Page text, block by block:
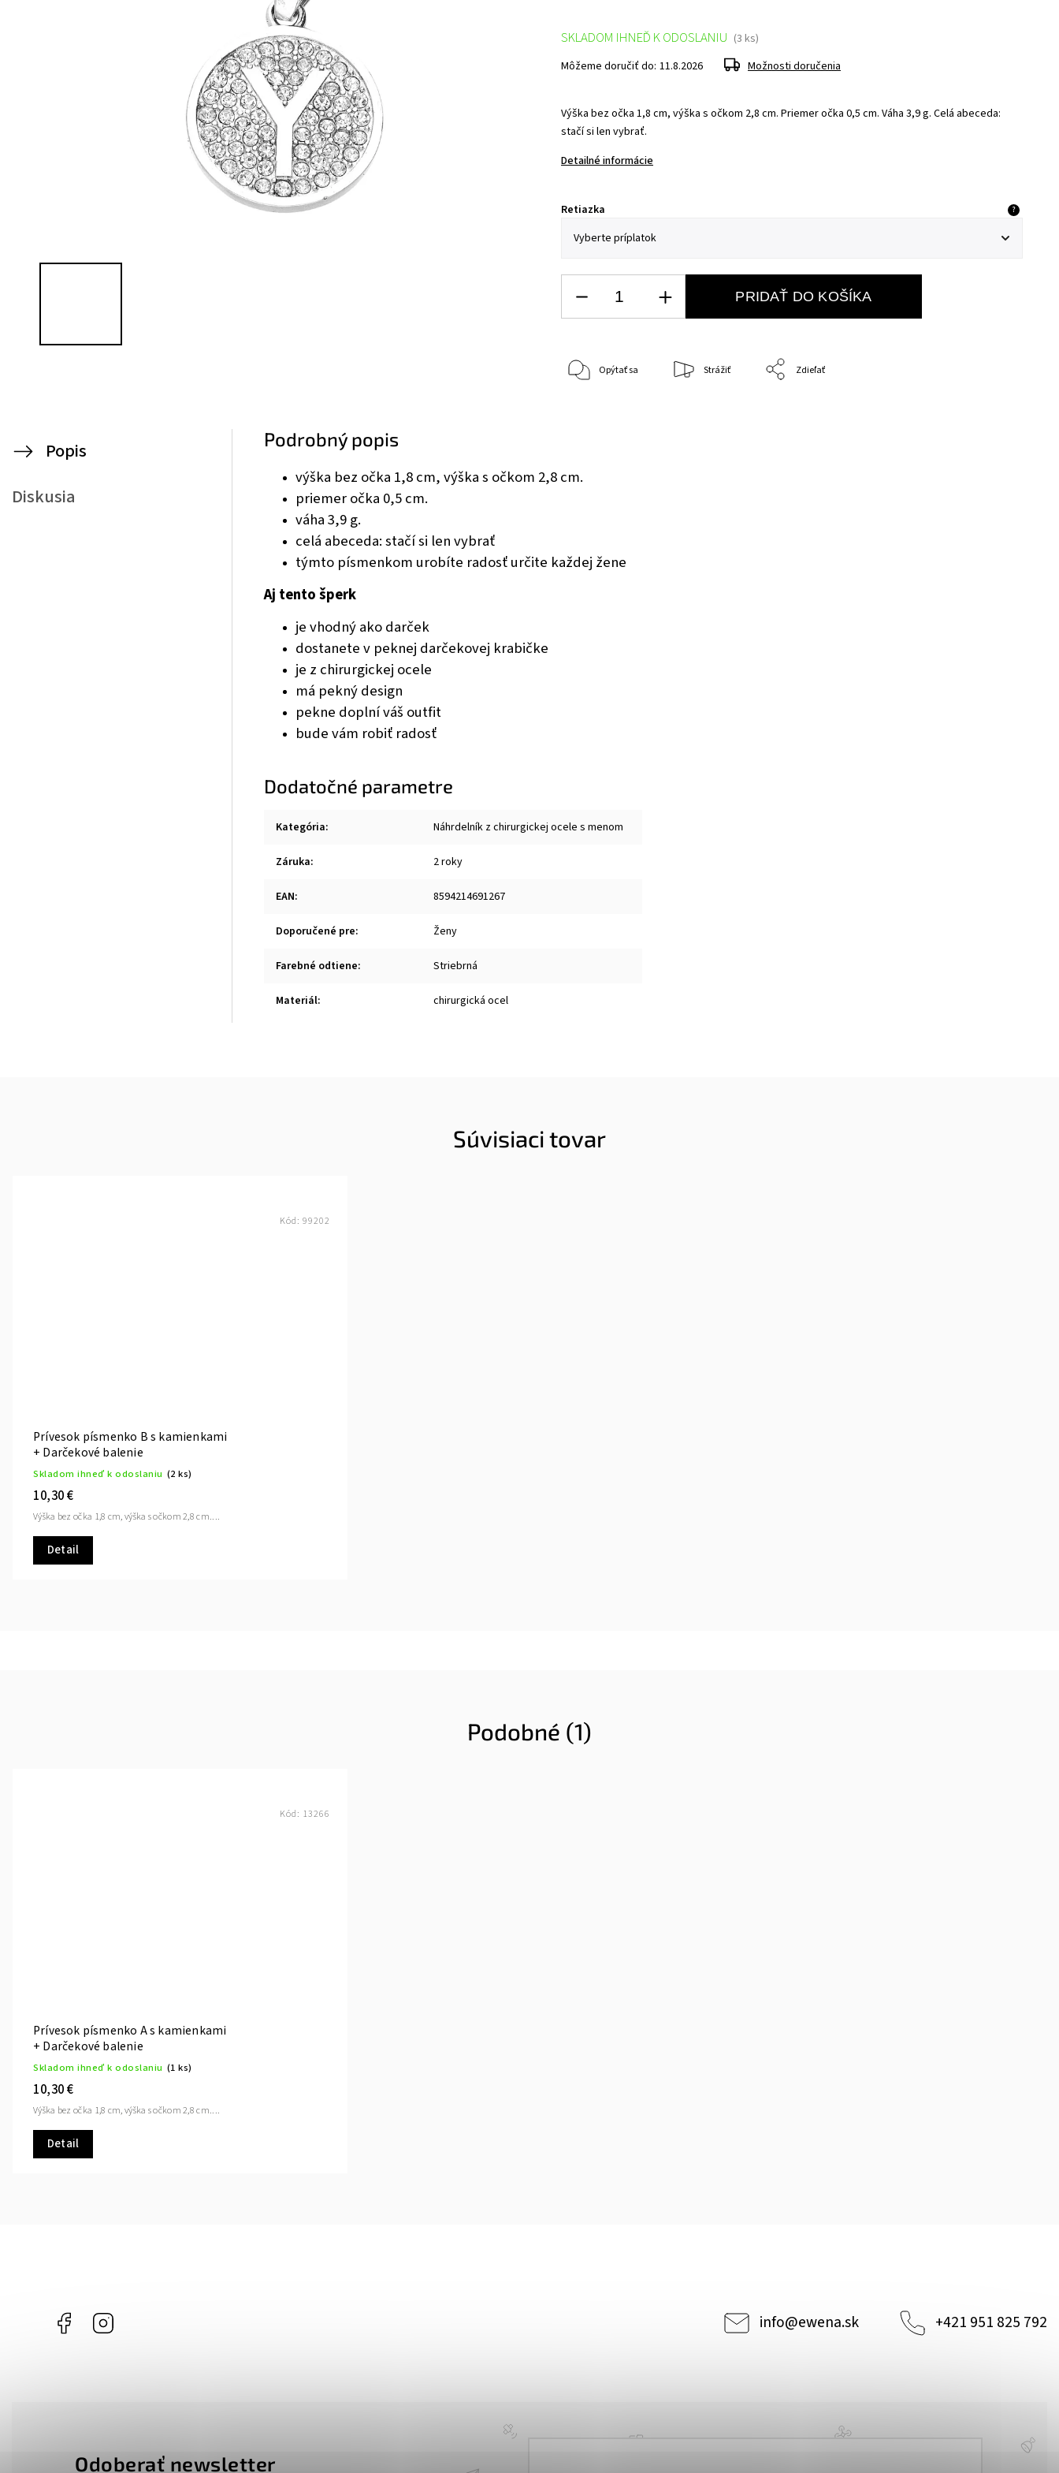
Výška bez očka 1,8 cm, výška s očkom 2,8 cm. Priemer očka 0,5 cm. Váha 3,9 g. Celá abeceda:
stačí si len vybrať.
Detailné informácie
Retiazka ?
SKLADOM IHNEĎ K ODOSLANIU (3 ks)
Môžeme doručiť do: 11.8.2026 Možnosti doručenia
PRIDAŤ DO KOŠÍKA
Opýtať sa Strážiť Zdieľať
Popis
Diskusia
Podrobný popis
výška bez očka 1,8 cm, výška s očkom 2,8 cm.
priemer očka 0,5 cm.
váha 3,9 g.
celá abeceda: stačí si len vybrať
týmto písmenkom urobíte radosť určite každej žene
Aj tento šperk
je vhodný ako darček
dostanete v peknej darčekovej krabičke
je z chirurgickej ocele
má pekný design
pekne doplní váš outfit
bude vám robiť radosť
Dodatočné parametre
Kategória: Náhrdelník z chirurgickej ocele s menom
Záruka: 2 roky
EAN: 8594214691267
Doporučené pre: Ženy
Farebné odtiene: Striebrná
Materiál: chirurgická ocel
Súvisiaci tovar
Prívesok písmenko B s kamienkami
+ Darčekové balenie
Skladom ihneď k odoslaniu (2 ks)
10,30 €
Detail
Výška bez očka 1,8 cm, výška s očkom 2,8 cm....
Kód: 99202
Podobné (1)
Prívesok písmenko A s kamienkami
+ Darčekové balenie
Skladom ihneď k odoslaniu (1 ks)
10,30 €
Detail
Výška bez očka 1,8 cm, výška s očkom 2,8 cm....
Kód: 13266
Facebook info@ewena.sk +421 951 825 792
Odoberať newsletter